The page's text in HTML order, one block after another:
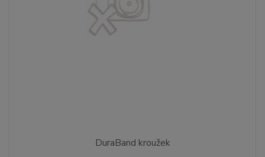
DuraBand kroužek